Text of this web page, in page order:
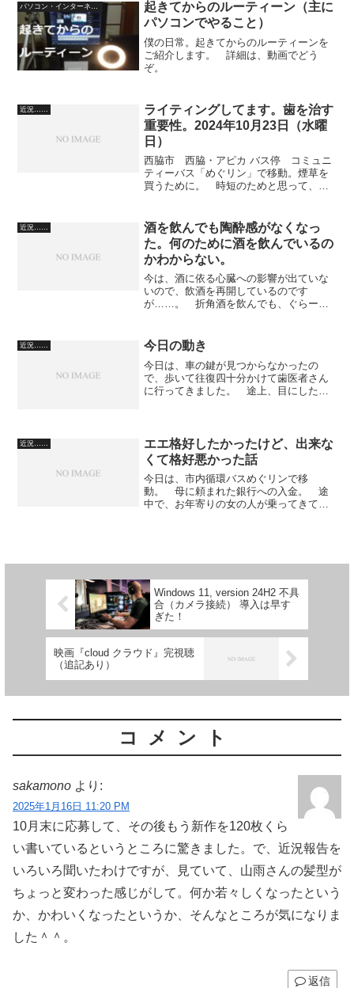
ビンを処分。 そして、押し入れから、
布団を引っぱりだしてきま...
パソコン・インターネット
起きてからのルーティーン（主に
パソコンでやること）
僕の日常。起きてからのルーティーンを
ご紹介します。 詳細は、動画でどう
ぞ。
近況……
ライティングしてます。歯を治す
重要性。2024年10月23日（水曜
日）
西脇市 西脇・アピカ バス停 コミュニ
ティーバス「めぐリン」で移動。煙草を
買うために。 時短のためと思って、い
ンがあったから。 ところが、帰りのバ
スが、2時間待ち。 電...
近況……
酒を飲んでも陶酔感がなくなっ
た。何のために酒を飲んでいるの
かわからない。
今は、酒に依る心臓への影響が出ていな
いので、飲酒を再開しているのです
が……。 折角酒を飲んでも、ぐらーっ
い。 ただ、気をつけなければいけない
のは、hba1cの値が上がっ...
近況…… 今日の動き
今日は、車の鍵が見つからなかったの
で、歩いて往復四十分かけて歯医者さん
に行ってきました。 途上、目にした桜
にした光景なのですが、ス...
近況……
エエ格好したかったけど、出来な
くて格好悪かった話
今日は、市内循環バスめぐリンで移
動。 母に頼まれた銀行への入金。 途
中で、お年寄りの女の人が乗ってきて、
Windows 11, version 24H2 不具
合（カメラ接続） 導入は早す
ぎた！
映画『cloud クラウド』完視聴
（追記あり）
コメント
sakamono より:
2025年1月16日 11:20 PM
10月末に応募して、その後もう新作を120枚くら
い書いているというところに驚きました。で、近況報告を
いろいろ聞いたわけですが、見ていて、山雨さんの髪型が
ちょっと変わった感じがして。何か若々しくなったという
か、かわいくなったというか、そんなところが気になりま
した＾＾。
返信